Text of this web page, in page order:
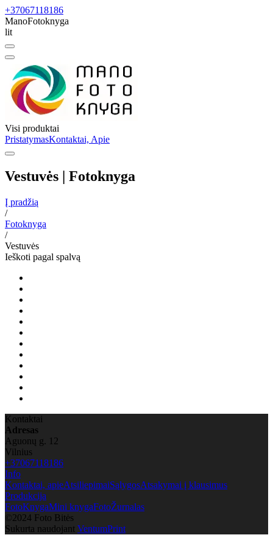
+37067118186
ManoFotoknyga
lit
Visi produktai
PristatymasKontaktai, Apie
Vestuvės | Fotoknyga
Į pradžią
/
Fotoknyga
/
Vestuvės
Ieškoti pagal spalvą
Kontaktai
Adresas
Aguonų g. 12
Vilnius
+37067118186
Info
Kontaktai, apieAtsiliepimaiSąlygosAtsakymai į klausimus
Produkcija
FotoKnygaMini knygaFotoŽurnalas
©2024 Foto Bitės
Sukurta naudojant VentumPrint